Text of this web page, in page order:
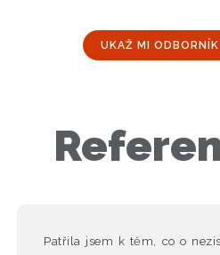
UKAŽ MI
Patřila jsem k těm, co o